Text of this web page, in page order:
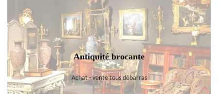
Antiquité brocante
Achat - vente tous débarras